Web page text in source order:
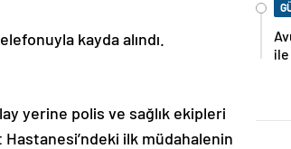
kayda alındı.
yerine polis ve sağlık ekipleri
Hastanesi’ndeki ilk müdahalenin